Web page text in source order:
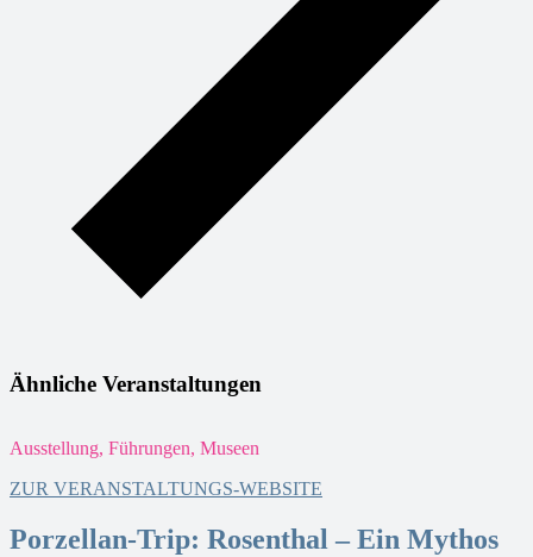
Ähnliche Veranstaltungen
Ausstellung, Führungen, Museen
ZUR VERANSTALTUNGS-WEBSITE
Porzellan-Trip: Rosenthal – Ein Mythos